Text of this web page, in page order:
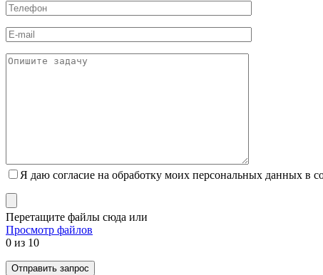
Я даю согласие на обработку моих персональных данных в
Перетащите файлы сюда или
Просмотр файлов
0 из 10